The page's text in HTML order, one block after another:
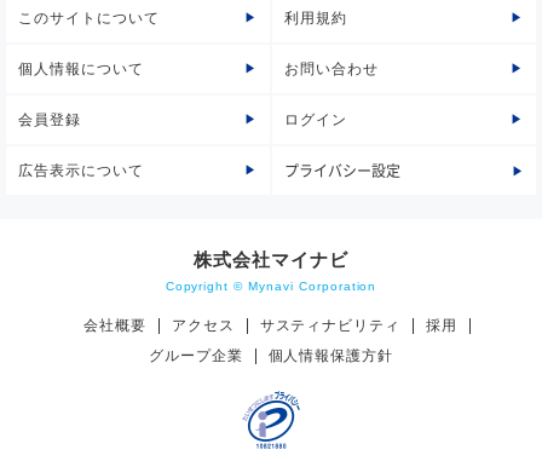
このサイトについて 利用規約
個人情報について お問い合わせ
会員登録 ログイン
広告表示について プライバシー設定
株式会社マイナビ
Copyright © Mynavi Corporation
会社概要 アクセス サスティナビリティ
採用
グループ企業
個人情報保護方針